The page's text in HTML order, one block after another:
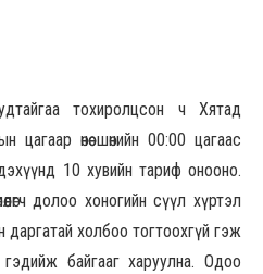
тохиролцсон ч Хятад
цагаар өнөө шөнийн 00:00 цагаас
10 хувийн тариф онооно.
долоо хоногийн сүүл хүртэл
холбоо тогтоохгүй гэж
байгааг харуулна. Одоо